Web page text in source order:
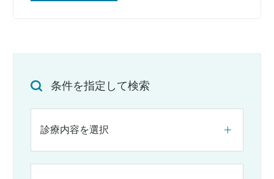
条件を指定して検索
診療内容を選択